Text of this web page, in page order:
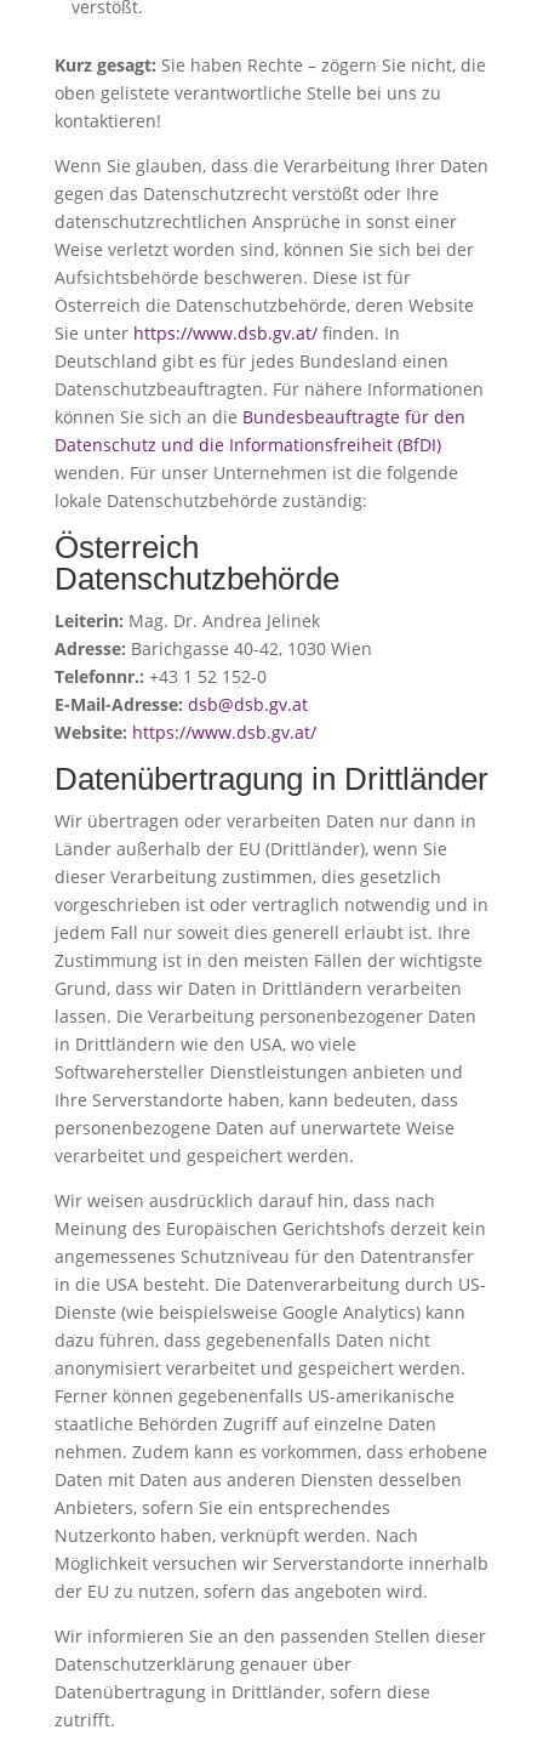
verstößt.
Kurz gesagt: Sie haben Rechte – zögern Sie nicht, die
oben gelistete verantwortliche Stelle bei uns zu
kontaktieren!
Wenn Sie glauben, dass die Verarbeitung Ihrer Daten
gegen das Datenschutzrecht verstößt oder Ihre
datenschutzrechtlichen Ansprüche in sonst einer
Weise verletzt worden sind, können Sie sich bei der
Aufsichtsbehörde beschweren. Diese ist für
Österreich die Datenschutzbehörde, deren Website
Sie unter https://www.dsb.gv.at/finden. In
Deutschland gibt es für jedes Bundesland einen
Datenschutzbeauftragten. Für nähere Informationen
können Sie sich an die Bundesbeauftragte für den
Datenschutz und die Informationsfreiheit (BfDI)
wenden. Für unser Unternehmen ist die folgende
lokale Datenschutzbehörde zuständig:
Österreich
Datenschutzbehörde
Leiterin: Mag. Dr. Andrea Jelinek
Adresse: Barichgasse 40-42, 1030 Wien
Telefonnr.: +43 1 52 152-0
E-Mail-Adresse: dsb@dsb.gv.at
Website: https://www.dsb.gv.at/
Datenübertragung in Drittländer
Wir übertragen oder verarbeiten Daten nur dann in
Länder außerhalb der EU (Drittländer), wenn Sie
dieser Verarbeitung zustimmen, dies gesetzlich
vorgeschrieben ist oder vertraglich notwendig und in
jedem Fall nur soweit dies generell erlaubt ist. Ihre
Zustimmung ist in den meisten Fällen der wichtigste
Grund, dass wir Daten in Drittländern verarbeiten
lassen. Die Verarbeitung personenbezogener Daten
in Drittländern wie den USA, wo viele
Softwarehersteller Dienstleistungen anbieten und
Ihre Serverstandorte haben, kann bedeuten, dass
personenbezogene Daten auf unerwartete Weise
verarbeitet und gespeichert werden.
Wir weisen ausdrücklich darauf hin, dass nach
Meinung des Europäischen Gerichtshofs derzeit kein
angemessenes Schutzniveau für den Datentransfer
in die USA besteht. Die Datenverarbeitung durch US-
Dienste (wie beispielsweise Google Analytics) kann
dazu führen, dass gegebenenfalls Daten nicht
anonymisiert verarbeitet und gespeichert werden.
Ferner können gegebenenfalls US-amerikanische
staatliche Behörden Zugriff auf einzelne Daten
nehmen. Zudem kann es vorkommen, dass erhobene
Daten mit Daten aus anderen Diensten desselben
Anbieters, sofern Sie ein entsprechendes
Nutzerkonto haben, verknüpft werden. Nach
Möglichkeit versuchen wir Serverstandorte innerhalb
der EU zu nutzen, sofern das angeboten wird.
Wir informieren Sie an den passenden Stellen dieser
Datenschutzerklärung genauer über
Datenübertragung in Drittländer, sofern diese
zutrifft.